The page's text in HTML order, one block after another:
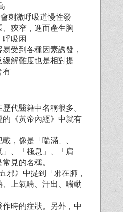
刺激呼吸道慢性發
狹窄，進而產生胸
呼吸困
受到各種因素誘發，
解難度也是相對提
有
代醫籍中名稱很多。
的《黃帝內經》中就有
，像是「喘滿」、
」、「極息」、「肩
見的名稱。
五邪》中提到「邪在肺，
、上氣喘、汗出、喘動
時的症狀。另外，中